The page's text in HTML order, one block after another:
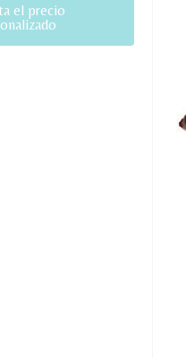
el precio